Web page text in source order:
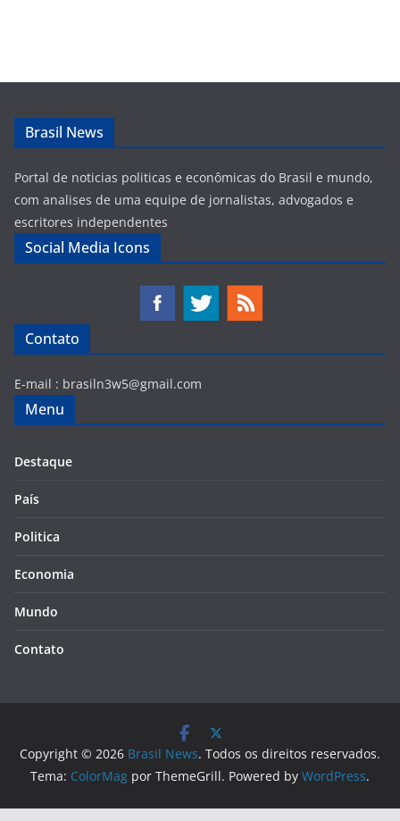
Brasil News
Portal de noticias politicas e econômicas do Brasil e mundo,
com analises de uma equipe de jornalistas, advogados e
escritores independentes
Social Media Icons
Contato
E-mail : brasiln3w5@gmail.com
Menu
Destaque
País
Politica
Economia
Mundo
Contato
Copyright © 2026 Brasil News. Todos os direitos reservados.
Tema: ColorMag por ThemeGrill. Powered by WordPress.